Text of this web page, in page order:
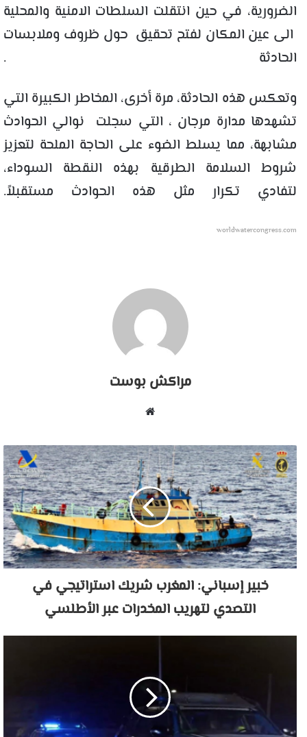
الضرورية، في حين انتقلت السلطات الامنية والمحلية
الى عين المكان لفتح تحقيق حول ظروف وملابسات
الحادثة .
وتعكس هذه الحادثة، مرة أخرى، المخاطر الكبيرة التي
تشهدها مدارة مرجان ، التي سجلت نوالي الحوادث
مشابهة، مما يسلط الضوء على الحاجة الملحة لتعزيز
شروط السلامة الطرقية بهذه النقطة السوداء،
لتفادي تكرار مثل هذه الحوادث مستقبلاً.
worldwatercongress.com
مراكش بوست
خبير إسباني: المغرب شريك استراتيجي في
التصدي لتهريب المخدرات عبر الأطلسي